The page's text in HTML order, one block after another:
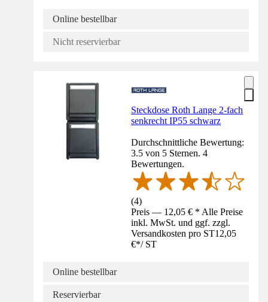
Online bestellbar
Nicht reservierbar
Steckdose Roth Lange 2-fach
senkrecht IP55 schwarz
Durchschnittliche Bewertung:
3.5 von 5 Sternen. 4
Bewertungen.
(4)
Preis — 12,05 € * Alle Preise
inkl. MwSt. und ggf. zzgl.
Versandkosten pro ST12,05
€*/ ST
Online bestellbar
Reservierbar